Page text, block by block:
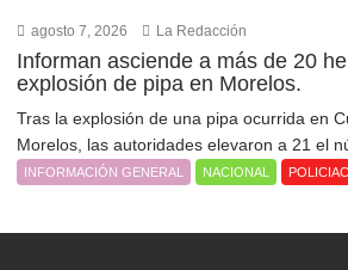
agosto 7, 2026 La Redacción
Informan asciende a más de 20
explosión de pipa en Morelos.
Tras la explosión de una pipa ocurrida en
Morelos, las autoridades elevaron a 21 el
INFORMACIÓN GENERAL NACIONAL